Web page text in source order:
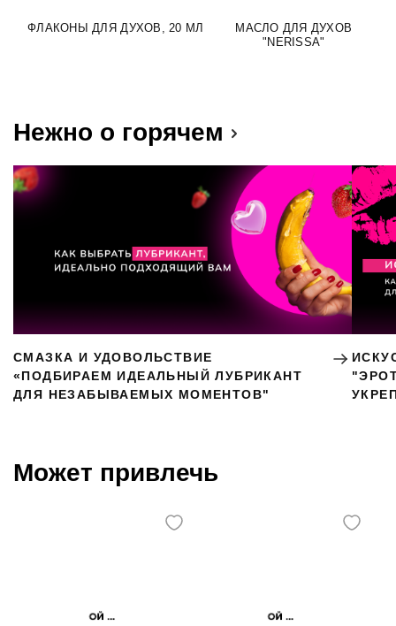
ФЛАКОНЫ ДЛЯ ДУХОВ, 20 МЛ
МАСЛО ДЛЯ ДУХОВ
"NERISSA"
Нежно о горячем
СМАЗКА И УДОВОЛЬСТВИЕ
«ПОДБИРАЕМ ИДЕАЛЬНЫЙ ЛУБРИКАНТ
ДЛЯ НЕЗАБЫВАЕМЫХ МОМЕНТОВ"
Может привлечь